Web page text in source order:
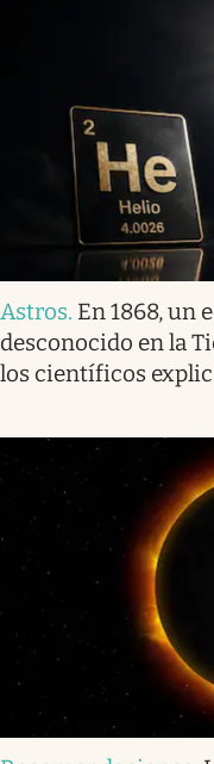
Astros. En 1868, un
desconocido en la
los científicos